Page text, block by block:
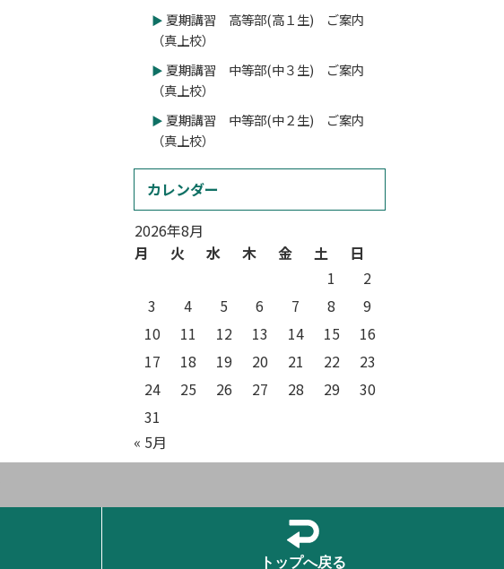
夏期講習 高等部(高１生) ご案内
（真上校）
夏期講習 中等部(中３生) ご案内
（真上校）
夏期講習 中等部(中２生) ご案内
（真上校）
カレンダー
2026年8月
月
火 水 木 金 土
日
1
2
3
4 5 6 7 8
9
10
11 12 13 14 15
16
17
18 19 20 21 22
23
24
25 26 27 28 29
30
31
« 5月
トップへ戻る